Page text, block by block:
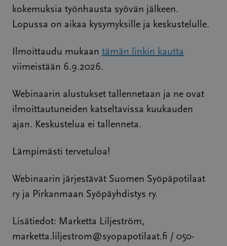
kokemuksia työnhausta syövän jälkeen.
Lopussa on aikaa kysymyksille ja keskustelulle.
Ilmoittaudu mukaan tämän linkin kautta
viimeistään 6.9.2026.
Webinaarin alustukset tallennetaan ja ne ovat
ilmoittautuneiden katseltavissa kuukauden
ajan. Keskustelua ei tallenneta.
Lämpimästi tervetuloa!
Webinaarin järjestävät Suomen Syöpäpotilaat
ry ja Pirkanmaan Syöpäyhdistys ry.
Lisätiedot: Marketta Liljeström,
marketta.liljestrom@syopapotilaat.fi / 050-